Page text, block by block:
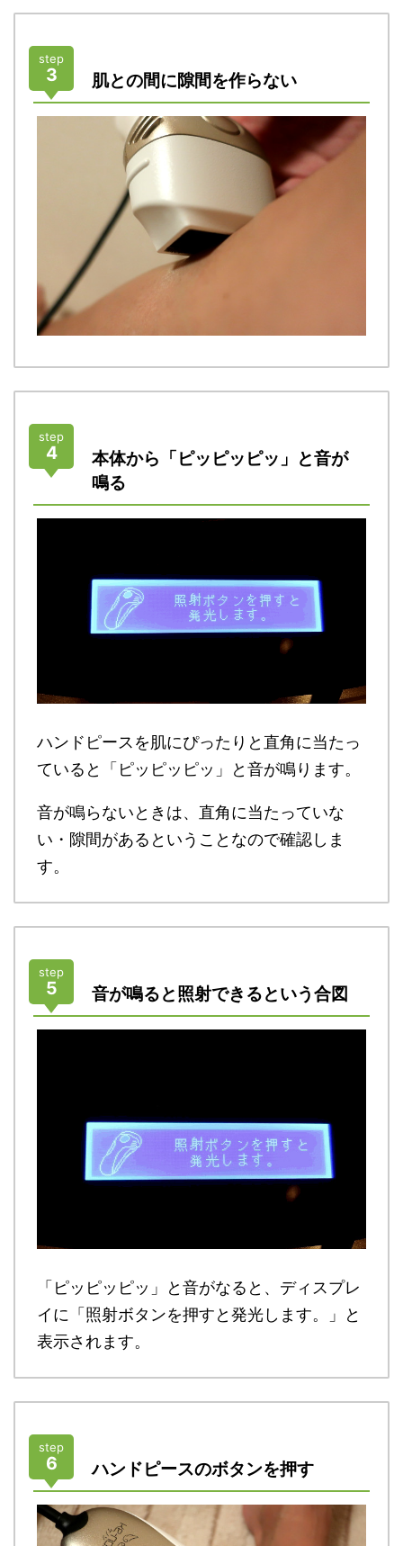
step
3 肌との間に隙間を作らない
step
4
本体から「ピッピッピッ」と音が
鳴る
ハンドピースを肌にぴったりと直角に当たっ
ていると「ピッピッピッ」と音が鳴ります。
音が鳴らないときは、直角に当たっていな
い・隙間があるということなので確認しま
す。
step
5 音が鳴ると照射できるという合図
「ピッピッピッ」と音がなると、ディスプレ
イに「照射ボタンを押すと発光します。」と
表示されます。
step
6 ハンドピースのボタンを押す